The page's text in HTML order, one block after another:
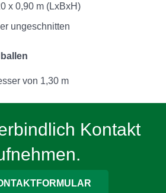
x 0,90 m (LxBxH)
ungeschnitten
von 1,30 m
Kontakt